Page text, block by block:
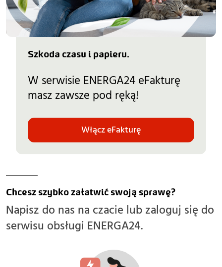
Szkoda czasu i papieru.
W serwisie ENERGA24 eFakturę
masz zawsze pod ręką!
Włącz eFakturę
Chcesz szybko załatwić swoją sprawę?
Napisz do nas na czacie lub zaloguj się do
serwisu obsługi ENERGA24.